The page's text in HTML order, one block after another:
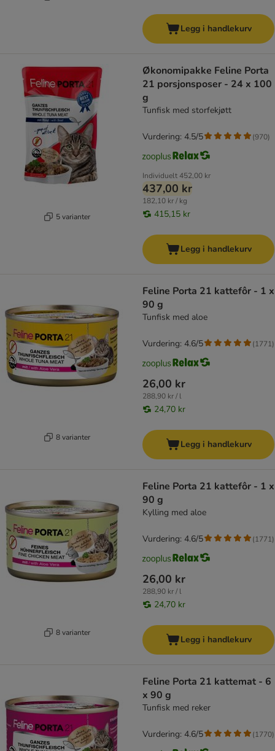
Legg i handlekurv
5 varianter
Økonomipakke Feline Porta
21 porsjonsposer - 24 x 100
g
Tunfisk med storfekjøtt
Individuelt452,00 kr
437,00 kr
182,10 kr / kg
415,15 kr
Vurdering: 4.5/5 (970)
Legg i handlekurv
8 varianter
Feline Porta 21 kattefôr - 1 x
90 g
Tunfisk med aloe
26,00 kr
288,90 kr / l
24,70 kr
Vurdering: 4.6/5 (1771)
Legg i handlekurv
8 varianter
Feline Porta 21 kattefôr - 1 x
90 g
Kylling med aloe
26,00 kr
288,90 kr / l
24,70 kr
Vurdering: 4.6/5 (1771)
Legg i handlekurv
Feline Porta 21 kattemat - 6
x 90 g
Tunfisk med reker
Vurdering: 4.6/5 (1770)